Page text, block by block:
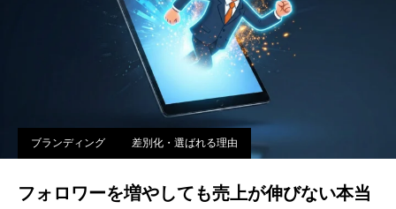
ブランディング 差別化・選ばれる理由
フォロワーを増やしても売上が伸びない本当